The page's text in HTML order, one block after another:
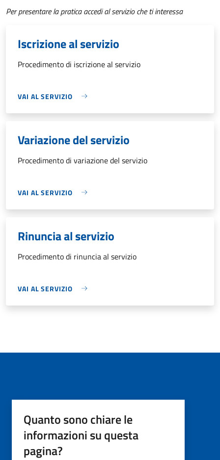
Per presentare la pratica accedi al servizio che ti interessa
Iscrizione al servizio
Procedimento di iscrizione al servizio
VAI AL SERVIZIO
Variazione del servizio
Procedimento di variazione del servizio
VAI AL SERVIZIO
Rinuncia al servizio
Procedimento di rinuncia al servizio
VAI AL SERVIZIO
Quanto sono chiare le
informazioni su questa
pagina?